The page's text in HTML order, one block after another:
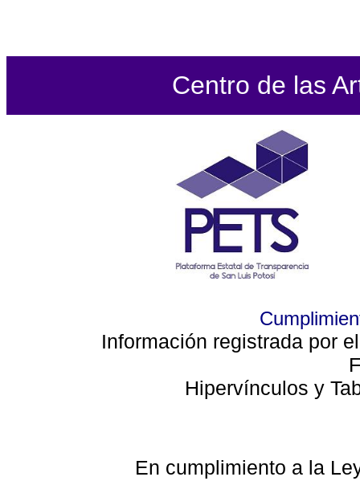
Centro de las
Información registrada por
Hipervínculos y
En cumplimiento a la